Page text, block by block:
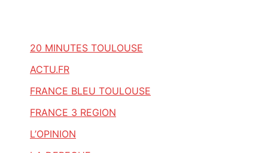
20 MINUTES TOULOUSE
ACTU.FR
FRANCE BLEU TOULOUSE
FRANCE 3 REGION
L’OPINION